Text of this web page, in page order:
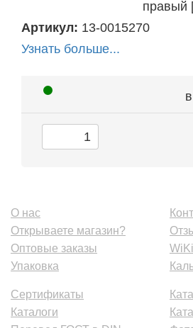
правый
Артикул: 13-0015270
Узнать больше...
О нас
Открываете магазин?
Оптовые заказы
Упаковка
WiKi
Сертификаты
Каталоги